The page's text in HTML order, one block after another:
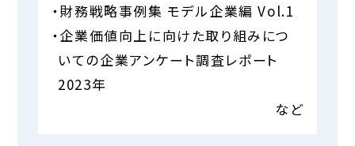
・財務戦略事例集 モデル企業編 Vol.1
・企業価値向上に向けた取り組みにつ
いての企業アンケート調査レポート
2023年
など